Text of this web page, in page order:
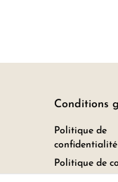
Conditions
Politique de
confidentialité
Politique de